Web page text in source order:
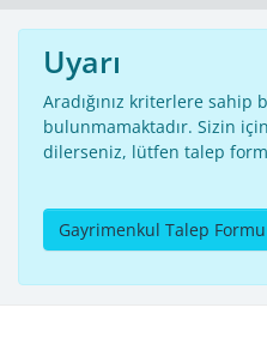
Uyarı
Aradığınız kriterlere sahip
bulunmamaktadır. Sizin için
dilerseniz, lütfen talep
Gayrimenkul Talep Formu